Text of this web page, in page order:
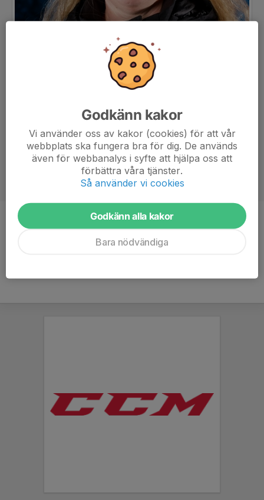
Titel
Godkänn kakor
Vi använder oss av kakor (cookies) för att vår
webbplats ska fungera bra för dig. De används
även för webbanalys i syfte att hjälpa oss att
förbättra våra tjänster.
Så använder vi cookies
Godkänn alla kakor
Bara nödvändiga